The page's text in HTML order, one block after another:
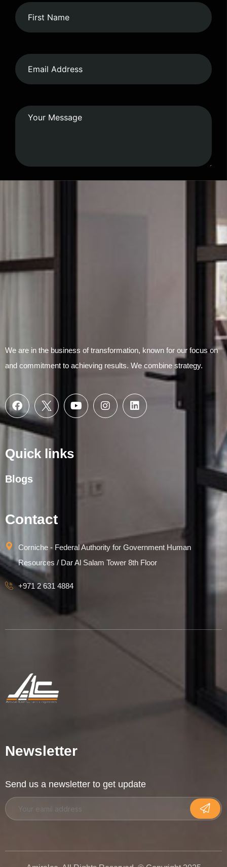
We are in the business of transformation, known for our focus on
and commitment to achieving results. We combine strategy.
Quick links
Blogs
Contact
Corniche - Federal Authority for Government Human
Resources / Dar Al Salam Tower 8th Floor
+971 2 631 4884
Newsletter
Send us a newsletter to get update